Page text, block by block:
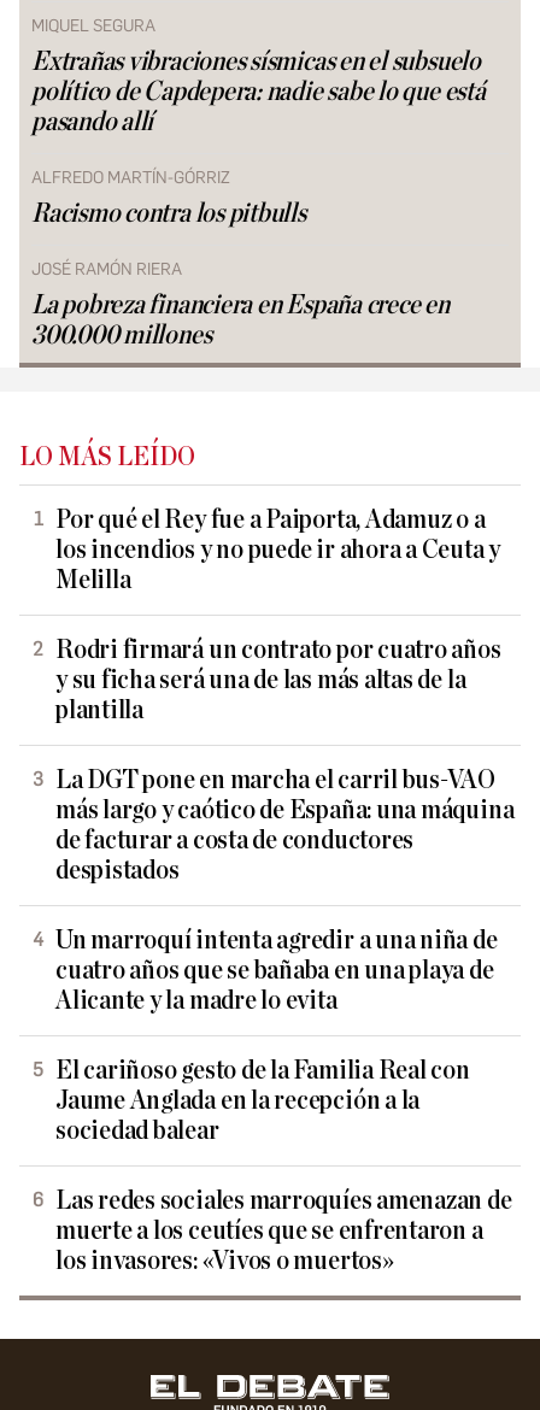
MIQUEL SEGURA
Extrañas vibraciones sísmicas en el subsuelo
político de Capdepera: nadie sabe lo que está
pasando allí
ALFREDO MARTÍN-GÓRRIZ
Racismo contra los pitbulls
JOSÉ RAMÓN RIERA
La pobreza financiera en España crece en
300.000 millones
LO MÁS LEÍDO
Por qué el Rey fue a Paiporta, Adamuz o a
los incendios y no puede ir ahora a Ceuta y
Melilla
Rodri firmará un contrato por cuatro años
y su ficha será una de las más altas de la
plantilla
La DGT pone en marcha el carril bus-VAO
más largo y caótico de España: una máquina
de facturar a costa de conductores
despistados
Un marroquí intenta agredir a una niña de
cuatro años que se bañaba en una playa de
Alicante y la madre lo evita
El cariñoso gesto de la Familia Real con
Jaume Anglada en la recepción a la
sociedad balear
Las redes sociales marroquíes amenazan de
muerte a los ceutíes que se enfrentaron a
los invasores: «Vivos o muertos»